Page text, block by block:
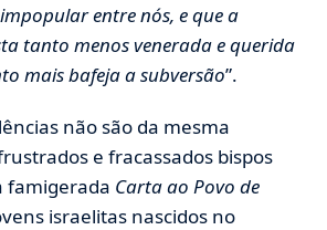
entre nós, e que a
tanto menos venerada e querida
mais bafeja a subversão”.
não são da mesma
e fracassados bispos
famigerada Carta ao Povo de
israelitas nascidos no